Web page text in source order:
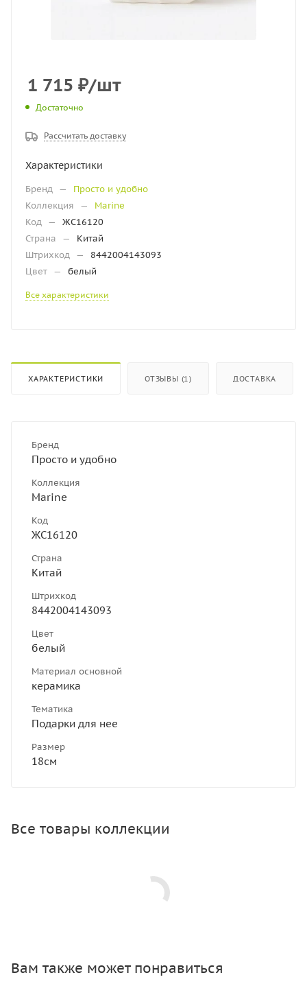
1 715 ₽/шт
Достаточно
Рассчитать доставку
Характеристики
Бренд —
Просто и удобно
Коллекция
—
Marine
Код —
ЖС16120
Страна
—
Китай
Штрихкод —
8442004143093
Цвет — белый
Все характеристики
ХАРАКТЕРИСТИКИ ОТЗЫВЫ (1) ДОСТАВКА
Бренд
Просто и удобно
Коллекция
Marine
Код
ЖС16120
Страна
Китай
Штрихкод
8442004143093
Цвет
белый
Материал основной
керамика
Тематика
Подарки для нее
Размер
18см
Все товары коллекции
Вам также может понравиться